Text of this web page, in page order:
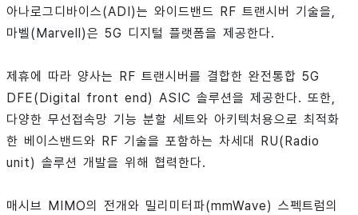
아나로그디바이스(ADI)는 와이드밴드 RF 트랜시버 기술을,
마벨(Marvell)은 5G 디지털 플랫폼을 제공한다.
제휴에 따라 양사는 RF 트랜시버를 결합한 완전통합 5G
DFE(Digital front end) ASIC 솔루션을 제공한다. 또한,
다양한 무선접속망 기능 분할 세트와 아키텍처용으로 최적화
한 베이스밴드와 RF 기술을 포함하는 차세대 RU(Radio
unit) 솔루션 개발을 위해 협력한다.
매시브 MIMO의 전개와 밀리미터파(mmWave) 스펙트럼의